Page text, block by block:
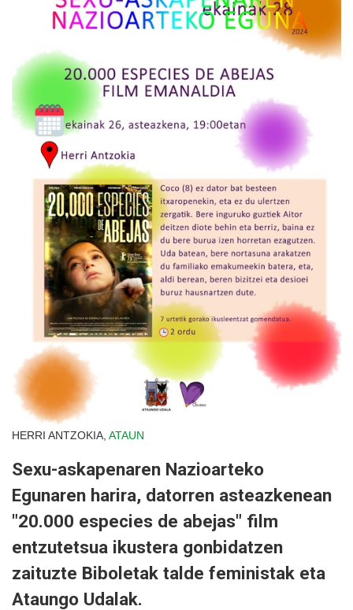
HERRI ANTZOKIA, ATAUN
Sexu-askapenaren Nazioarteko
Egunaren harira, datorren asteazkenean
"20.000 especies de abejas" film
entzutetsua ikustera gonbidatzen
zaituzte Biboletak talde feministak eta
Ataungo Udalak.